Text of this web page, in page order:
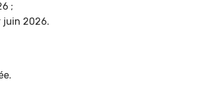
;
juin 2026.